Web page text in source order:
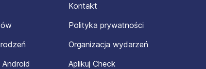
Kontakt
Polityka prywatności
Organizacja wydarzeń
Aplikuj Check